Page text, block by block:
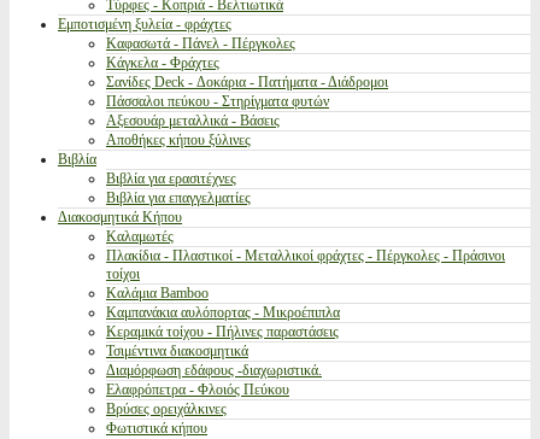
Τύρφες - Κοπριά - Βελτιωτικά
Εμποτισμένη ξυλεία - φράχτες
Καφασωτά - Πάνελ - Πέργκολες
Κάγκελα - Φράχτες
Σανίδες Deck - Δοκάρια - Πατήματα - Διάδρομοι
Πάσσαλοι πεύκου - Στηρίγματα φυτών
Αξεσουάρ μεταλλικά - Βάσεις
Αποθήκες κήπου ξύλινες
Βιβλία
Βιβλία για ερασιτέχνες
Βιβλία για επαγγελματίες
Διακοσμητικά Κήπου
Καλαμωτές
Πλακίδια - Πλαστικοί - Μεταλλικοί φράχτες - Πέργκολες - Πράσινοι
τοίχοι
Καλάμια Bamboo
Καμπανάκια αυλόπορτας - Μικροέπιπλα
Κεραμικά τοίχου - Πήλινες παραστάσεις
Τσιμέντινα διακοσμητικά
Διαμόρφωση εδάφους -διαχωριστικά.
Ελαφρόπετρα - Φλοιός Πεύκου
Βρύσες ορειχάλκινες
Φωτιστικά κήπου